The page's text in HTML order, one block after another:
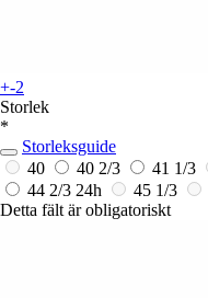
+-2
Storlek
*
Storleksguide
40
40 2/3 41 1/3
44 2/3 24h 45 1/3
Detta fält är obligatoriskt